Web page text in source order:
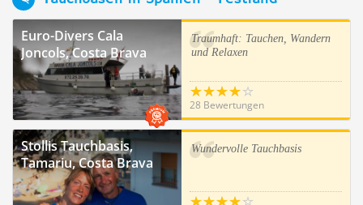
Euro-Divers Cala
Joncols, Costa Brava
Traumhaft: Tauchen, Wandern
und Relaxen
28 Bewertungen
Stollis Tauchbasis,
Tamariu, Costa Brava
Wundervolle Tauchbasis